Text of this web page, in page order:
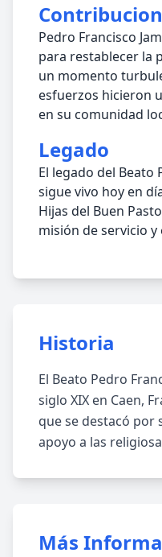
Pedro Francisco
para restablecer la
un momento
esfuerzos hicieron
en su comunidad
Legado
El legado del Beato
sigue vivo hoy en
Hijas del Buen
misión de servicio
Historia
El Beato Pedro
siglo XIX en Caen,
que se destacó por
apoyo a las
Más